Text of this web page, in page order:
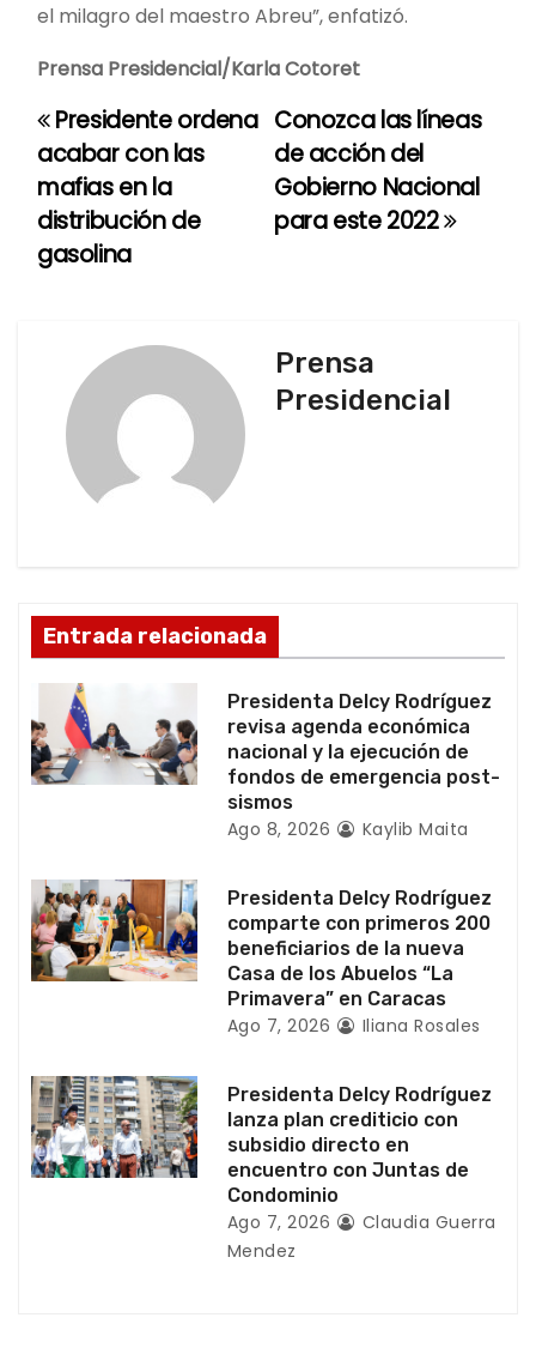
el milagro del maestro Abreu”, enfatizó.
Prensa Presidencial/Karla Cotoret
N
a
v
e
d
e
e
n
r
a
d
s
Conozca las líneas
de acción del
Gobierno Nacional
para este 2022
Presidente ordena
acabar con las
mafias en la
distribución de
gasolina
Prensa
Presidencial
Entrada relacionada
Presidenta Delcy Rodríguez
revisa agenda económica
nacional y la ejecución de
fondos de emergencia post-
sismos
Ago 8, 2026 Kaylib Maita
Presidenta Delcy Rodríguez
comparte con primeros 200
beneficiarios de la nueva
Casa de los Abuelos “La
Primavera” en Caracas
Ago 7, 2026 Iliana Rosales
Presidenta Delcy Rodríguez
lanza plan crediticio con
subsidio directo en
encuentro con Juntas de
Condominio
Ago 7, 2026
Claudia Guerra
Mendez